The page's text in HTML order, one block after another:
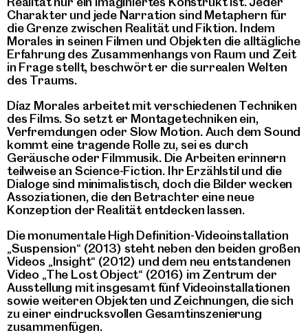
Charakter und jede Narration sind Metaphern für
die Grenze zwischen Realität und Fiktion. Indem
Morales in seinen Filmen und Objekten die alltägliche
Erfahrung des Zusammenhangs von Raum und Zeit
in Frage stellt, beschwört er die surrealen Welten
des Traums.
Díaz Morales arbeitet mit verschiedenen Techniken
des Films. So setzt er Montagetechniken ein,
Verfremdungen oder Slow Motion. Auch dem Sound
kommt eine tragende Rolle zu, sei es durch
Geräusche oder Filmmusik. Die Arbeiten erinnern
teilweise an Science-Fiction. Ihr Erzählstil und die
Dialoge sind minimalistisch, doch die Bilder wecken
Assoziationen, die den Betrachter eine neue
Konzeption der Realität entdecken lassen.
Die monumentale High Definition-Videoinstallation
„Suspension“ (2013) steht neben den beiden großen
Videos „Insight“ (2012) und dem neu entstandenen
Video „The Lost Object“ (2016) im Zentrum der
Ausstellung mit insgesamt fünf Videoinstallationen
sowie weiteren Objekten und Zeichnungen, die sich
zu einer eindrucksvollen Gesamtinszenierung
zusammenfügen.